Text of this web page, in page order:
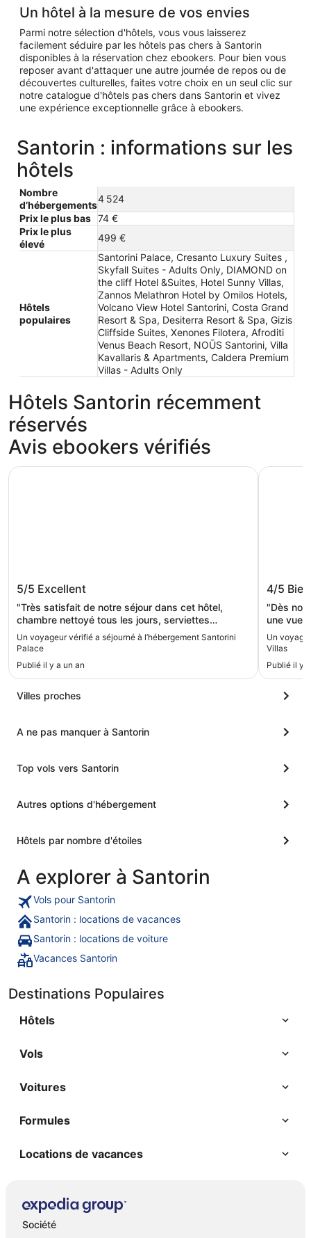
Un hôtel à la mesure de vos envies
Parmi notre sélection d'hôtels, vous vous laisserez
facilement séduire par les hôtels pas chers à Santorin
disponibles à la réservation chez ebookers. Pour bien vous
reposer avant d'attaquer une autre journée de repos ou de
découvertes culturelles, faites votre choix en un seul clic sur
notre catalogue d'hôtels pas chers dans Santorin et vivez
une expérience exceptionnelle grâce à ebookers.
Santorin : informations sur les
hôtels
Nombre
d’hébergements
4 524
Prix le plus bas 74 €
Prix le plus
élevé
499 €
Hôtels
populaires
Santorini Palace, Cresanto Luxury Suites ,
Skyfall Suites - Adults Only, DIAMOND on
the cliff Hotel &Suites, Hotel Sunny Villas,
Zannos Melathron Hotel by Omilos Hotels,
Volcano View Hotel Santorini, Costa Grand
Resort & Spa, Desiterra Resort & Spa, Gizis
Cliffside Suites, Xenones Filotera, Afroditi
Venus Beach Resort, NOŪS Santorini, Villa
Kavallaris & Apartments, Caldera Premium
Villas - Adults Only
Hôtels Santorin récemment
réservés
Avis ebookers vérifiés
Santorini Palace
5/5 Excellent
"Très satisfait de notre séjour dans cet hôtel,
chambre nettoyé tous les jours, serviettes
changées tous les jours. Personnel très
sympathique et agréable. Je recommande
Un voyageur vérifié a séjourné à l’hébergement Santorini
Palace
Publié il y a un an
Santorini Palace
Hotel
4/5 Bien
"Dès
une vue
où il fait
vraiment
quotidien. Le personnel mérite une
salle de
ces
Un
Villas
Publié il y
Hotel
Villes proches
A ne pas manquer à Santorin
Top vols vers Santorin
Autres options d'hébergement
Hôtels par nombre d'étoiles
A explorer à Santorin
Vols pour Santorin
Santorin : locations de vacances
Santorin : locations de voiture
Vacances Santorin
Destinations Populaires
Hôtels
Vols
Voitures
Formules
Locations de vacances
Société